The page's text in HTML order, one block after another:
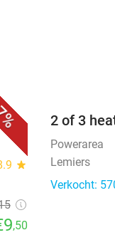
+
star
,50
2 of 3
Powerarea
Lemiers
Verkocht: